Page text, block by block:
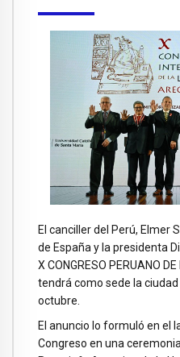
El canciller del Perú, Elmer
de España y la presidenta
X CONGRESO PERUANO
tendrá como sede la
octubre.
El anuncio lo formuló en el
Congreso en una